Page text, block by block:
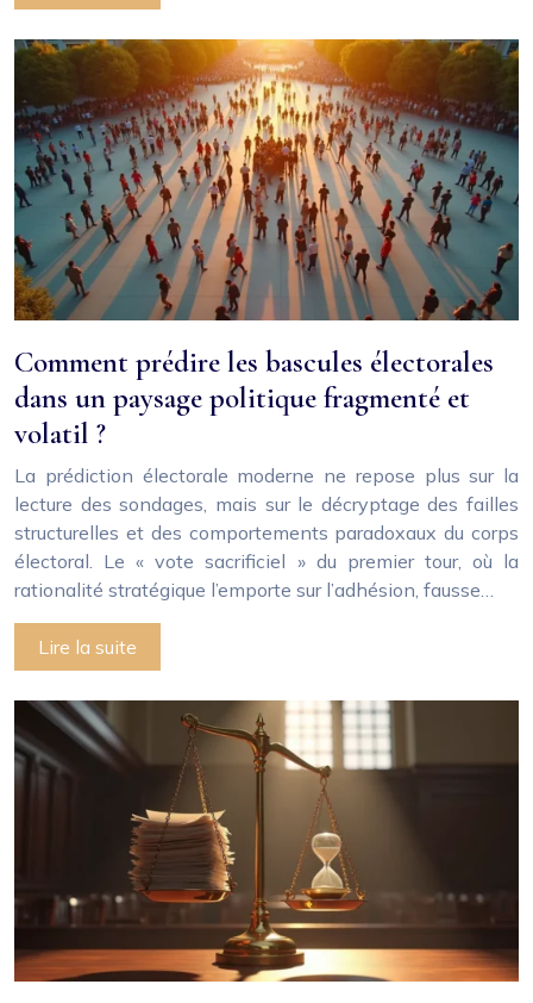
Comment prédire les bascules électorales
dans un paysage politique fragmenté et
volatil ?
La prédiction électorale moderne ne repose plus sur la
lecture des sondages, mais sur le décryptage des failles
structurelles et des comportements paradoxaux du corps
électoral. Le « vote sacrificiel » du premier tour, où la
rationalité stratégique l’emporte sur l’adhésion, fausse…
Lire la suite